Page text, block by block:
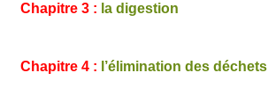
Chapitre 3 : la digestion
Chapitre 4 : l’élimination des déchets